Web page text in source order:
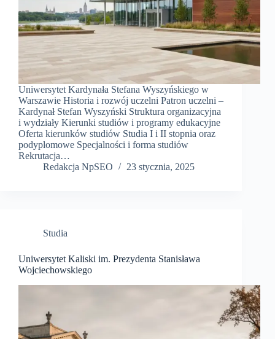
Uniwersytet Kardynała Stefana Wyszyńskiego w
Warszawie Historia i rozwój uczelni Patron uczelni –
Kardynał Stefan Wyszyński Struktura organizacyjna
i wydziały Kierunki studiów i programy edukacyjne
Oferta kierunków studiów Studia I i II stopnia oraz
podyplomowe Specjalności i forma studiów
Rekrutacja…
Redakcja NpSEO
23 stycznia, 2025
Studia
Uniwersytet Kaliski im. Prezydenta Stanisława
Wojciechowskiego